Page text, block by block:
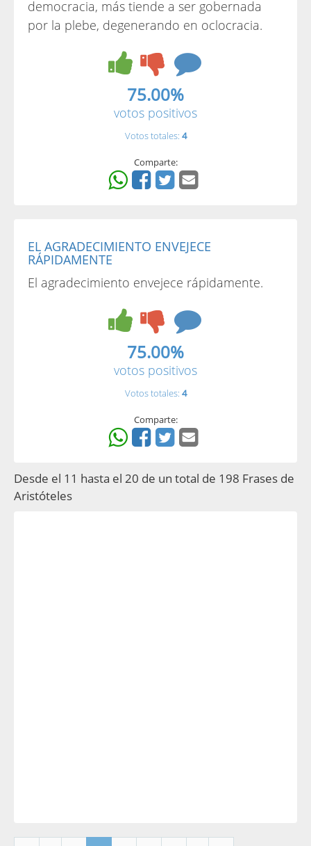
democracia, más tiende a ser gobernada
por la plebe, degenerando en oclocracia.
75.00%
votos positivos
Votos totales: 4
Comparte:
EL AGRADECIMIENTO ENVEJECE
RÁPIDAMENTE
El agradecimiento envejece rápidamente.
75.00%
votos positivos
Votos totales: 4
Comparte:
Desde el 11 hasta el 20 de un total de 198 Frases de
Aristóteles